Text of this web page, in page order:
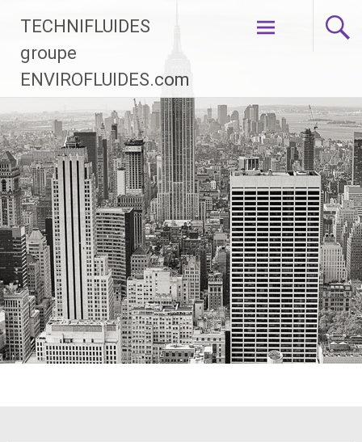
TECHNIFLUIDES
groupe
ENVIROFLUIDES.com
Aller au
contenu